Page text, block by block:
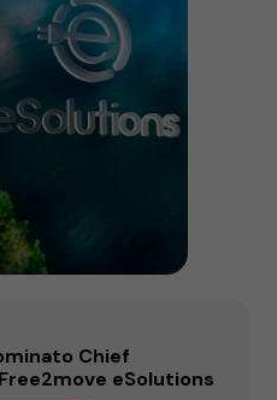
Chief
eSolutions